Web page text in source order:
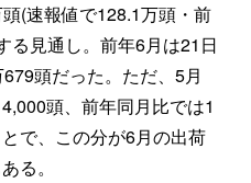
(速報値で128.1万頭・前
る見通し。前年6月は21日
頭だった。ただ、5月
頭、前年同月比では1
で、この分が6月の出荷
る。